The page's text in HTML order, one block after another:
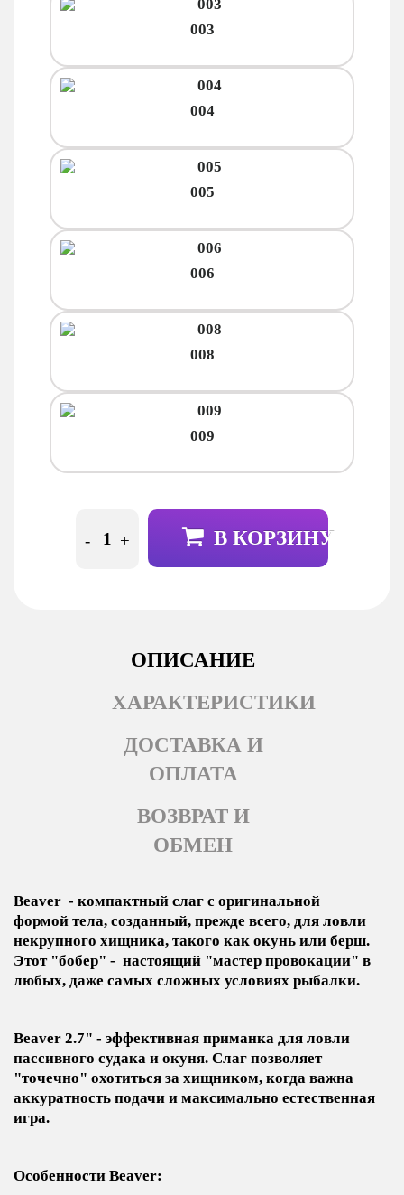
003
004
005
006
008
009
- + В КОРЗИНУ
ОПИСАНИЕ
ХАРАКТЕРИСТИКИ
ДОСТАВКА И
ОПЛАТА
ВОЗВРАТ И
ОБМЕН
Beaver - компактный слаг с оригинальной
формой тела, созданный, прежде всего, для ловли
некрупного хищника, такого как окунь или берш.
Этот "бобер" - настоящий "мастер провокации" в
любых, даже самых сложных условиях рыбалки.
Beaver 2.7" - эффективная приманка для ловли
пассивного судака и окуня. Слаг позволяет
"точечно" охотиться за хищником, когда важна
аккуратность подачи и максимально естественная
игра.
Особенности Beaver: